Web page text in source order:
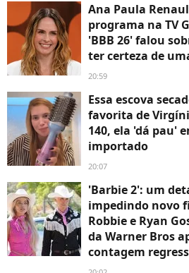
Ana Paula
programa na TV
'BBB 26' falou
ter certeza de
20:59
Essa escova
favorita de
140, ela 'dá pau'
importado
20:07
'Barbie 2': um
impedindo novo
Robbie e Ryan
da Warner Bros
contagem